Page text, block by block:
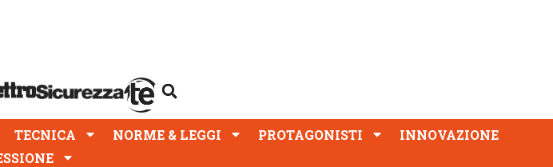
TECNICA NORME & LEGGI PROTAGONISTI
INNOVAZIONE